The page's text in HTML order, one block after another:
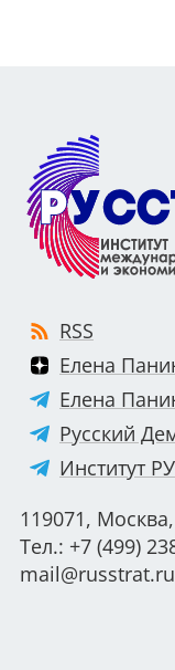
RSS
Елена
Елена
Русский
Институт
119071,
Тел.: +7 (499)
mail@russtrat.ru